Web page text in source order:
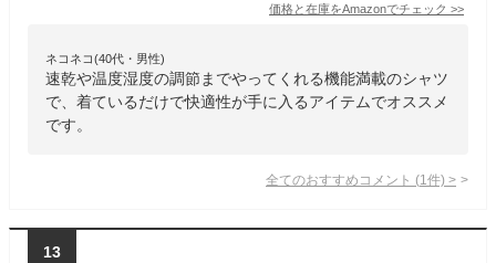
価格と在庫をAmazonでチェック >>
ネコネコ(40代・男性)
速乾や温度湿度の調節までやってくれる機能満載のシャツ
で、着ているだけで快適性が手に入るアイテムでオススメ
です。
全てのおすすめコメント (1 件) >
13